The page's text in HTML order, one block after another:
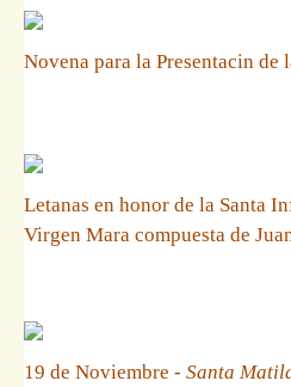
Novena para la Presentacin de
Letanas en honor de la Santa
Virgen Mara compuesta de
19 de Noviembre - Santa